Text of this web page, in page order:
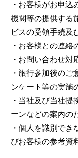
・お客様がお申込
機関等の提供する
ビスの受領手続及
・お客様との連絡
・お問い合わせ対
・旅行参加後のご
ンケート等の実施
・当社及び当社
ーンなどの案内の
・個人を識別でき
びお客様の参考資